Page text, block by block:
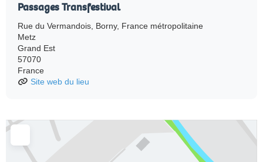
Passages Transfestival
Rue du Vermandois, Borny, France métropolitaine
Metz
Grand Est
57070
France
Site web du lieu